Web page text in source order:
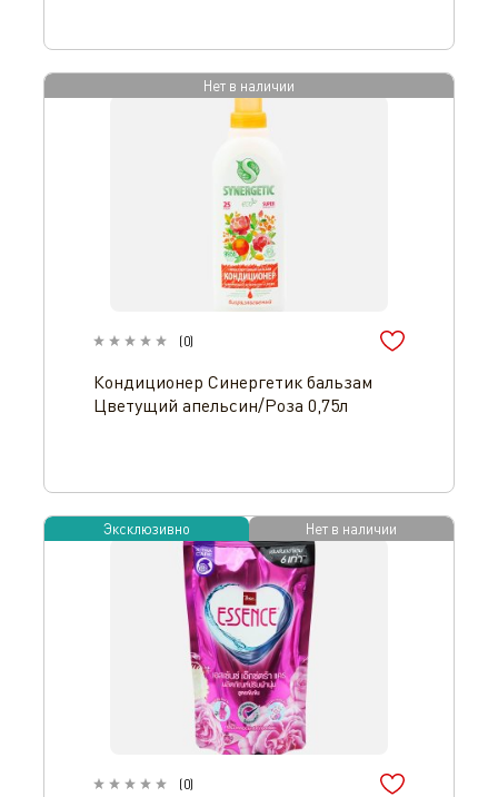
Нет в наличии
(0)
Кондиционер Синергетик бальзам
Цветущий апельсин/Роза 0,75л
Эксклюзивно Нет в наличии
(0)